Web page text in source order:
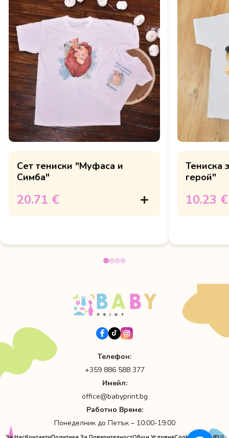
Сет тениски "Муфаса и
Симба"
20.71 €
Тениска
герой"
10.23 €
Телефон:
+359 886 588 377
Имейл:
office@babyprint.bg
Работно Време:
Понеделник до Петък – 10:00-19:00